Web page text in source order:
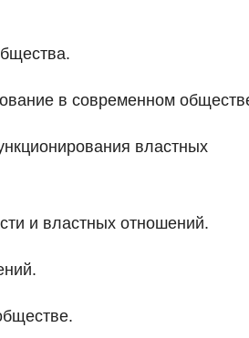
в современном
властных
и властных отношений.